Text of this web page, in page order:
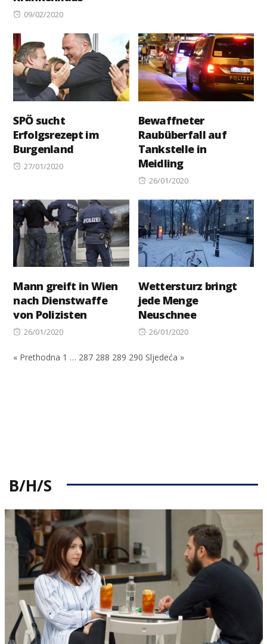
Posted
09/02/2020
SPÖ sucht
Erfolgsrezept im
Burgenland
Posted
27/01/2020
Bewaffneter
Raubüberfall auf
Tankstelle in
Meidling
Posted
26/01/2020
Mann greift in Wien
nach Dienstwaffe
von Polizisten
Posted
26/01/2020
Wettersturz bringt
jede Menge
Neuschnee
Posted
26/01/2020
« Prethodna 1 … 287 288 289 290 Sljedeća »
B/H/S